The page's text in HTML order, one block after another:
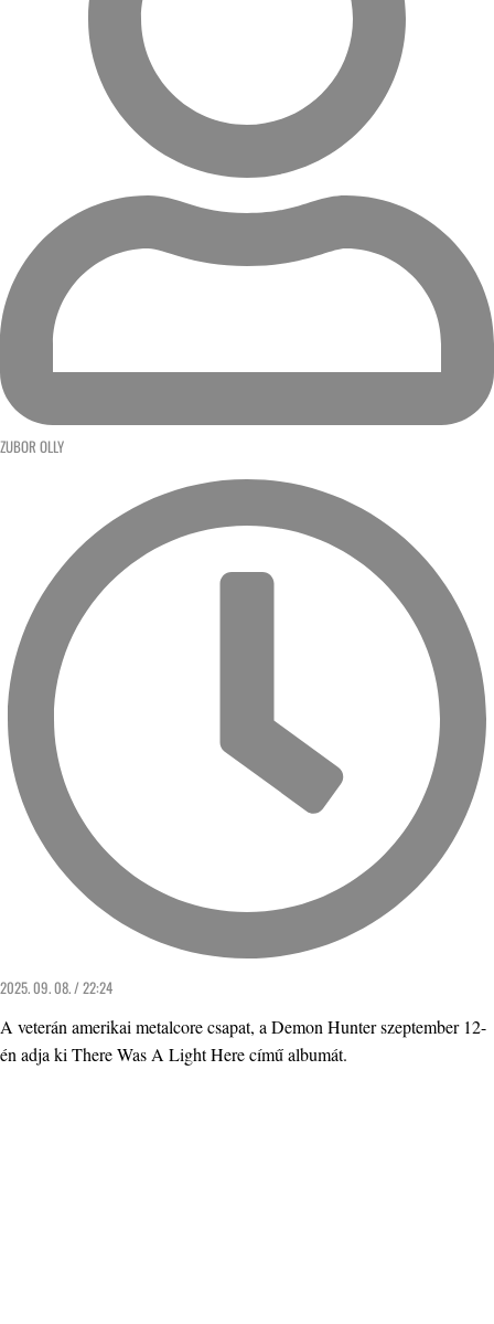
ZUBOR OLLY
2025. 09. 08. / 22:24
A veterán amerikai metalcore csapat, a Demon Hunter szeptember 12-
én adja ki There Was A Light Here című albumát.